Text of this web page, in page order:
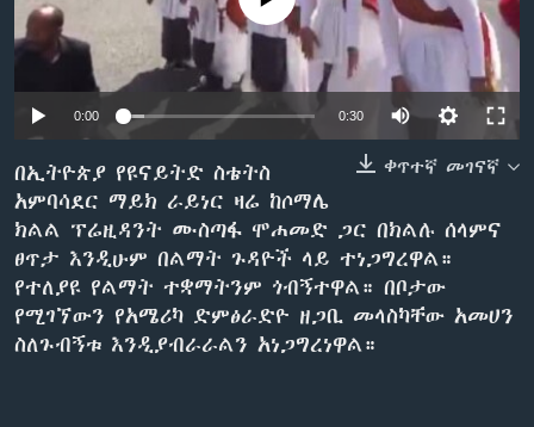
ቋንቋዎች
0:00 0:30
ቀጥተኛ መገናኛ
በኢትዮጵያ የዩናይትድ ስቴትስ
አምባሳደር ማይክ ራይነር ዛሬ ከሶማሌ
ክልል ፕሬዚዳንት ሙስጣፋ ሞሐመድ ጋር በክልሉ ሰላምና
ፀጥታ እንዲሁም በልማት ጉዳዮች ላይ ተነጋግረዋል።
የተለያዩ የልማት ተቋማትንም ጎብኝተዋል። በቦታው
የሚገኘውን የአሜሪካ ድምፅራድዮ ዘጋቢ መላስካቸው አመሀን
ስለጉብኝቱ እንዲያብራራልን አነጋግረነዋል።